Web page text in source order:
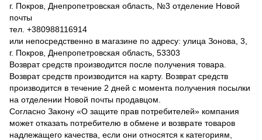
г. Покров, Днепропетровская область, №3 отделение Новой
почты
тел. +380988116914
или непосредственно в магазине по адресу: улица Зонова, 3,
г. Покров, Днепропетровская область, 53303
Возврат средств производится после получения товара.
Возврат средств производится на карту. Возврат средств
производится в течение 2 дней с момента получения посылки
на отделении Новой почты продавцом.
Согласно Закону «О защите прав потребителей» компания
может отказать потребителю в обмене и возврате товаров
надлежащего качества, если они относятся к категориям,